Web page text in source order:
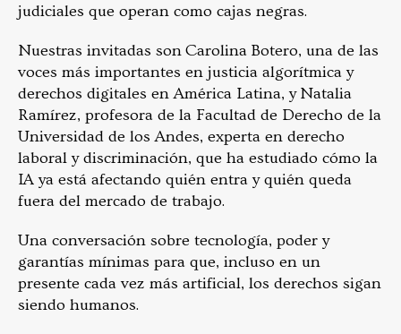
judiciales que operan como cajas negras.
Nuestras invitadas son Carolina Botero, una de las
voces más importantes en justicia algorítmica y
derechos digitales en América Latina, y Natalia
Ramírez, profesora de la Facultad de Derecho de la
Universidad de los Andes, experta en derecho
laboral y discriminación, que ha estudiado cómo la
IA ya está afectando quién entra y quién queda
fuera del mercado de trabajo.
Una conversación sobre tecnología, poder y
garantías mínimas para que, incluso en un
presente cada vez más artificial, los derechos sigan
siendo humanos.